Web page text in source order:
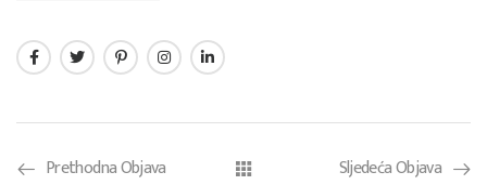
Prethodna Objava Sljedeća Objava